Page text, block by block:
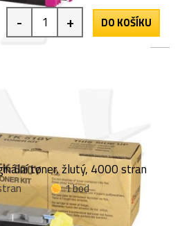
- + DO KOŠÍKU
toner, žlutý, 4000 stran
1 bod